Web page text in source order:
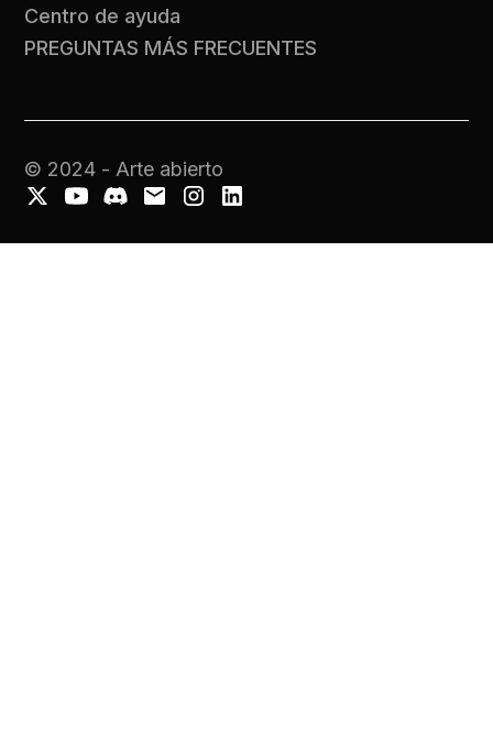
Centro de ayuda
PREGUNTAS MÁS FRECUENTES
© 2024 - Arte abierto